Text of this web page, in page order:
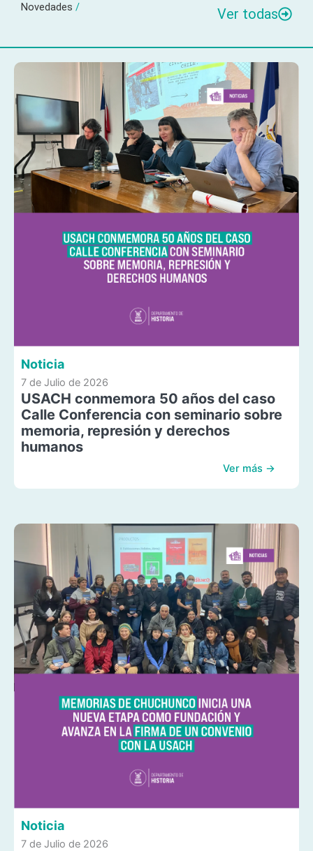
Novedades / Ver todas
Noticia
7 de Julio de 2026
USACH conmemora 50 años del caso
Calle Conferencia con seminario sobre
memoria, represión y derechos
humanos
Ver más →
Noticia
7 de Julio de 2026